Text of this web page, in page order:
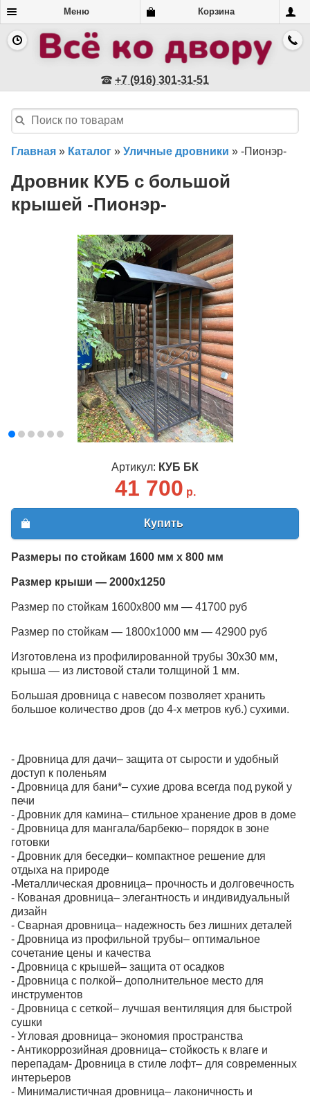
Меню Корзина
+7 (916) 301-31-51
Главная » Каталог » Уличные дровники » -Пионэр-
Дровник КУБ с большой
крышей -Пионэр-
Артикул: КУБ БК
41 700 р.
Купить
Размеры по стойкам 1600 мм х 800 мм
Размер крыши — 2000х1250
Размер по стойкам 1600х800 мм — 41700 руб
Размер по стойкам — 1800х1000 мм — 42900 руб
Изготовлена из профилированной трубы 30х30 мм,
крыша — из листовой стали толщиной 1 мм.
Большая дровница с навесом позволяет хранить
большое количество дров (до 4-х метров куб.) сухими.
- Дровница для дачи– защита от сырости и удобный
доступ к поленьям
- Дровница для бани*– сухие дрова всегда под рукой у
печи
- Дровник для камина– стильное хранение дров в доме
- Дровница для мангала/барбекю– порядок в зоне
готовки
- Дровник для беседки– компактное решение для
отдыха на природе
-Металлическая дровница– прочность и долговечность
- Кованая дровница– элегантность и индивидуальный
дизайн
- Сварная дровница– надежность без лишних деталей
- Дровница из профильной трубы– оптимальное
сочетание цены и качества
- Дровница с крышей– защита от осадков
- Дровница с полкой– дополнительное место для
инструментов
- Дровница с сеткой– лучшая вентиляция для быстрой
сушки
- Угловая дровница– экономия пространства
- Антикоррозийная дровница– стойкость к влаге и
перепадам- Дровница в стиле лофт– для современных
интерьеров
- Минималистичная дровница– лаконичность и